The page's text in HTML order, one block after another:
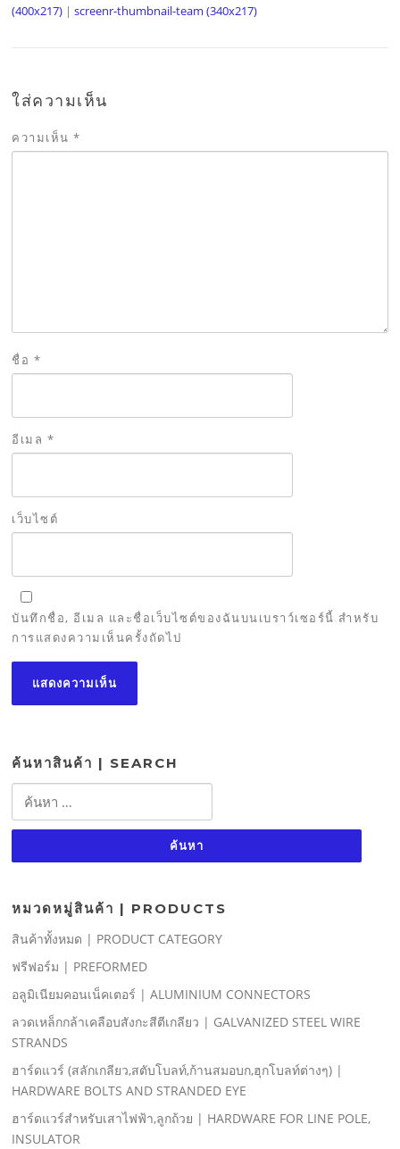
(400x217) |screenr-thumbnail-team (340x217)
ใส่ความเห็น
ความเห็น*
ชื่อ *
อีเมล *
เว็บไซต์
บันทึกชื่อ, อีเมล และชื่อเว็บไซต์ของฉันบนเบราว์เซอร์นี้ สำหรับ
การแสดงความเห็นครั้งถัดไป
ค้นหาสินค้า | SEARCH
ค้นหา
สำหรับ:
หมวดหมู่สินค้า | PRODUCTS
สินค้าทั้งหมด | PRODUCT CATEGORY
ฟรีฟอร์ม | PREFORMED
อลูมิเนียมคอนเน็คเตอร์ | ALUMINIUM CONNECTORS
ลวดเหล็กกล้าเคลือบสังกะสีตีเกลียว | GALVANIZED STEEL WIRE
STRANDS
ฮาร์ดแวร์ (สลักเกลียว,สตับโบลท์,ก้านสมอบก,ฮุกโบลท์ต่างๆ) |
HARDWARE BOLTS AND STRANDED EYE
ฮาร์ดแวร์สําหรับเสาไฟฟ้า,ลูกถ้วย | HARDWARE FOR LINE POLE,
INSULATOR